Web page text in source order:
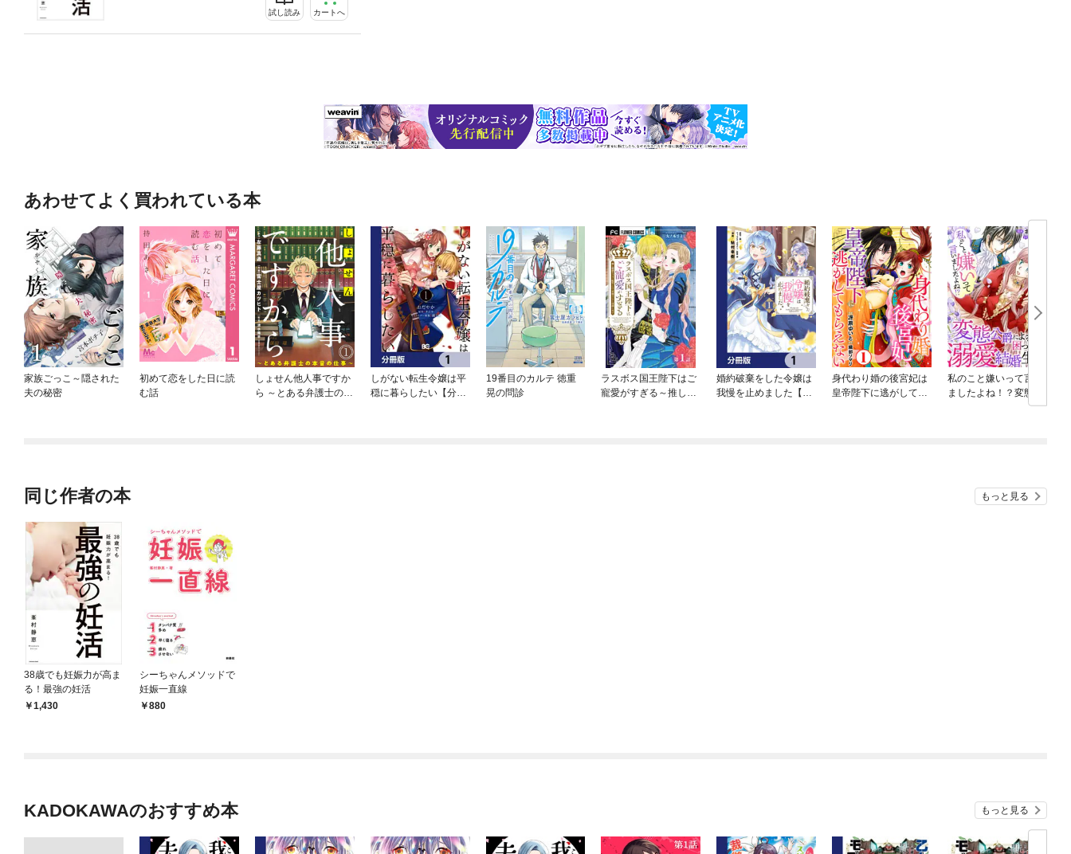
試し読み カートへ
あわせてよく買われている本
家族ごっこ～隠された
夫の秘密
初めて恋をした日に読
む話
しょせん他人事ですか
ら ～とある弁護士の本
しがない転生令嬢は平
穏に暮らしたい【分冊
19番目のカルテ 徳重
晃の問診
ラスボス国王陛下はご
寵愛がすぎる～推し悲
婚約破棄をした令嬢は
我慢を止めました【分
身代わり婚の後宮妃は
皇帝陛下に逃がしても
私のこと嫌いって言い
ましたよね！？変態公
爵による困った溺愛結
同じ作者の本 もっと見る
38歳でも妊娠力が高ま
る！最強の妊活
1,430
シーちゃんメソッドで
妊娠一直線
880
KADOKAWAのおすすめ本 もっと見る